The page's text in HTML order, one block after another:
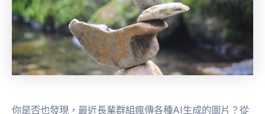
你是否也發現，最近長輩群組瘋傳各種AI生成的圖片？從